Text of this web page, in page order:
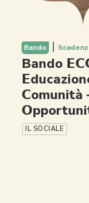
Bando |
Bando
𝗖omunità
IL SOCIALE